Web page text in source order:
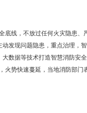
底线，不放过任何火灾隐患、
发现问题隐患，重点治理，
数据等技术打造智慧消防安
势快速蔓延，当地消防部门